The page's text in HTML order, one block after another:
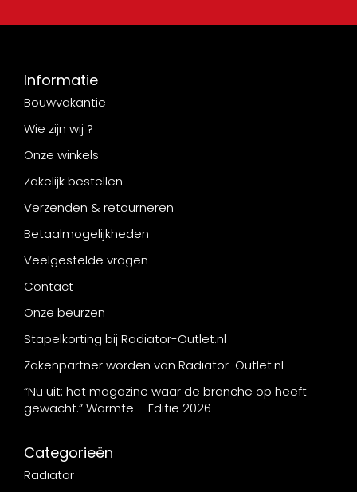
Informatie
Bouwvakantie
Wie zijn wij ?
Onze winkels
Zakelijk bestellen
Verzenden & retourneren
Betaalmogelijkheden
Veelgestelde vragen
Contact
Onze beurzen
Stapelkorting bij Radiator-Outlet.nl
Zakenpartner worden van Radiator-Outlet.nl
“Nu uit: het magazine waar de branche op heeft
gewacht.” Warmte – Editie 2026
Categorieën
Radiator